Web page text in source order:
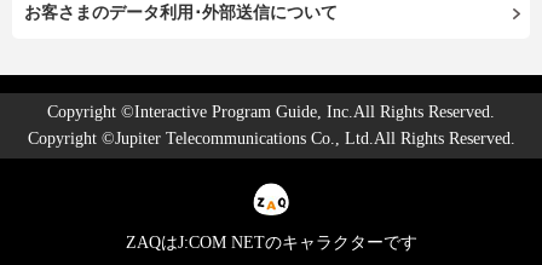
お客さまのデータ利用･外部送信について
Copyright ©Interactive Program Guide, Inc.All Rights Reserved.
Copyright ©Jupiter Telecommunications Co., Ltd.All Rights Reserved.
ZAQはJ:COM NETのキャラクターです